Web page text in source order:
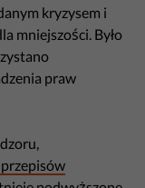
kryzysem i
mniejszości. Było
praw
przepisów